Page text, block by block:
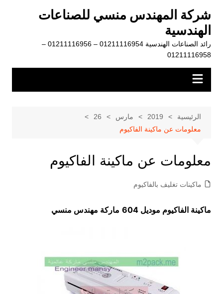
المحتوى
شركة المهندس منسي للصناعات
الهندسية
رائد الصناعات الهندسية 01211116954 – 01211116956 –
01211116958
الرئيسية 2019 مارس
26
معلومات عن ماكينة الفاكيوم
معلومات عن ماكينة الفاكيوم
ماكينات تغليف بالفاكيوم
ماكينة الفاكيوم موديل 604 ماركة مهندس منسي